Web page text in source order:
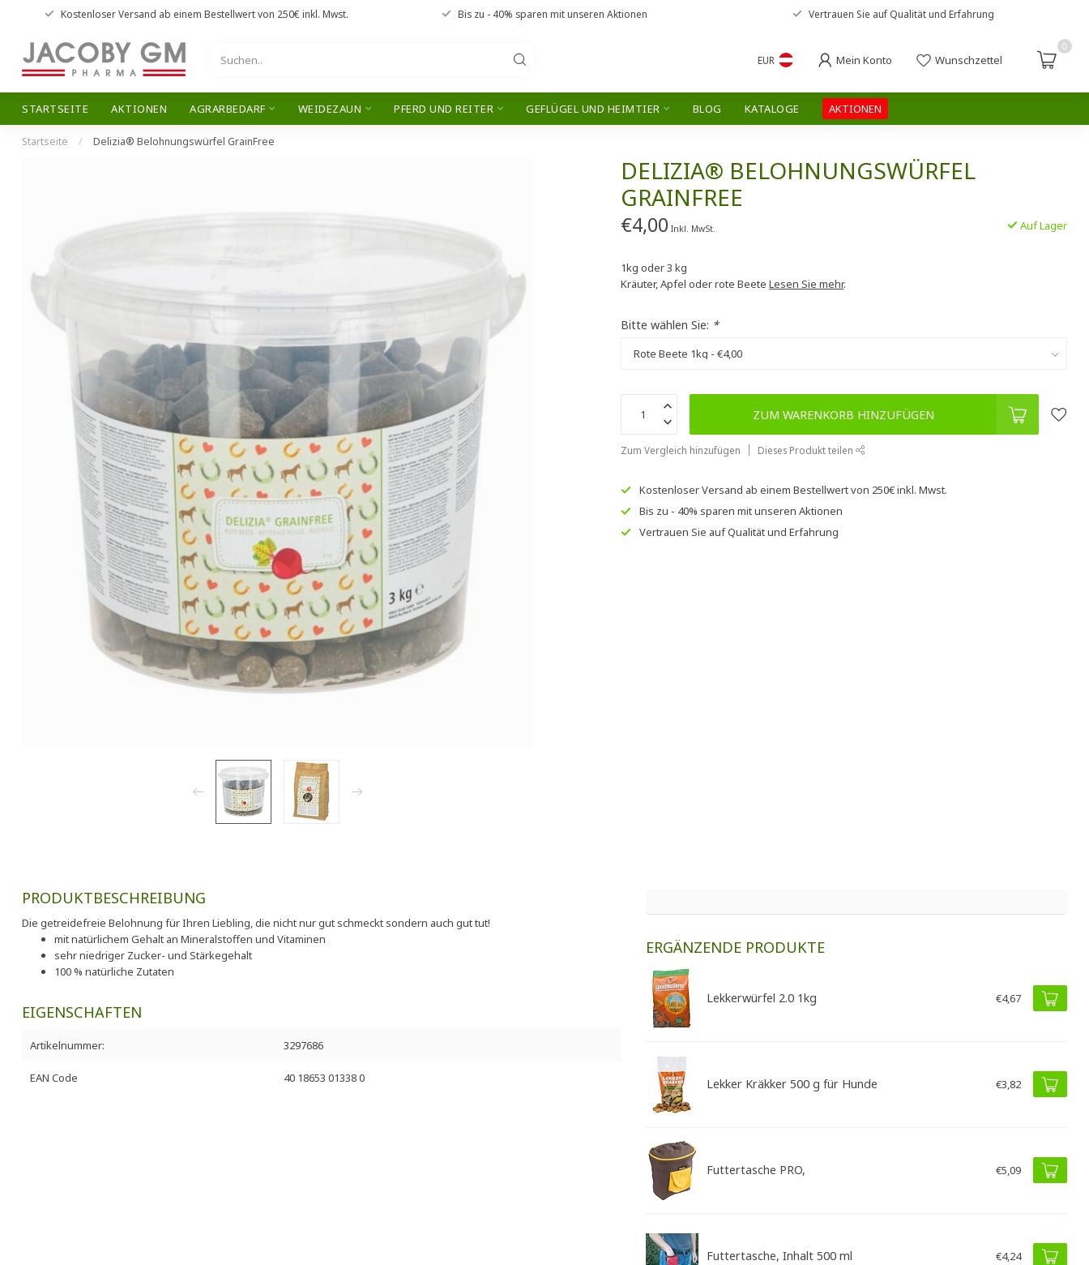
Kostenloser Versand ab einem Bestellwert von 250€ inkl. Mwst. Bis zu - 40% sparen mit unseren Aktionen Vertrauen Sie auf Qualität und Erfahrung
EUR Mein Konto Wunschzettel
0
STARTSEITE AKTIONEN AGRARBEDARF WEIDEZAUN PFERD UND REITER GEFLÜGEL UND HEIMTIER BLOG KATALOGE AKTIONEN
Startseite / Delizia® Belohnungswürfel GrainFree
DELIZIA® BELOHNUNGSWÜRFEL
GRAINFREE
€4,00 Inkl. MwSt. Auf Lager
1kg oder 3 kg
Kräuter, Apfel oder rote BeeteLesen Sie mehr.
Bitte wählen Sie: *
ZUM WARENKORB HINZUFÜGEN
Zum Vergleich hinzufügen Dieses Produkt teilen
Kostenloser Versand ab einem Bestellwert von 250€inkl. Mwst.
Bis zu - 40% sparen mit unserenAktionen
Vertrauen Sie aufQualität und Erfahrung
PRODUKTBESCHREIBUNG
Die getreidefreie Belohnung für Ihren Liebling, die nicht nur gut schmeckt sondern auch gut tut!
mit natürlichem Gehalt an Mineralstoffen und Vitaminen
sehr niedriger Zucker- und Stärkegehalt
100 % natürliche Zutaten
EIGENSCHAFTEN
Artikelnummer: 3297686
EAN Code 40 18653 01338 0
ERGÄNZENDE PRODUKTE
Lekkerwürfel 2.0 1kg €4,67
Lekker Kräkker 500 g für Hunde €3,82
Futtertasche PRO, €5,09
Futtertasche, Inhalt 500 ml €4,24